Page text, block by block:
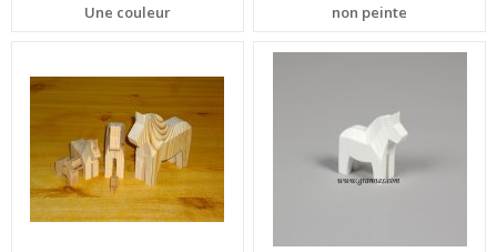
Une couleur non peinte